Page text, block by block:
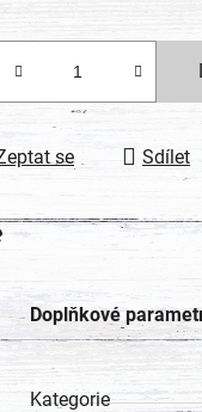
se Sdílet
Doplňkové
Kategorie